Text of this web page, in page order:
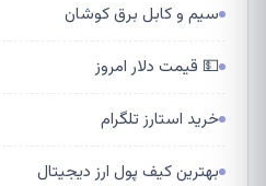
سیم و کابل برق کوشان
💵 قیمت دلار امروز
خرید استارز تلگرام
بهترین کیف پول ارز دیجیتال